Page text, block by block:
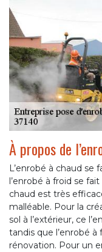
À propos de
L’enrobé à chaud se
l’enrobé à froid se
chaud est très
malléable. Pour la
sol à l’extérieur, ce
tandis que l’enrobé
rénovation. Pour un